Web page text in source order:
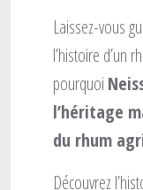
Laissez-vous
l’histoire d’un
pourquoi
l’héritage
du rhum
Découvrez